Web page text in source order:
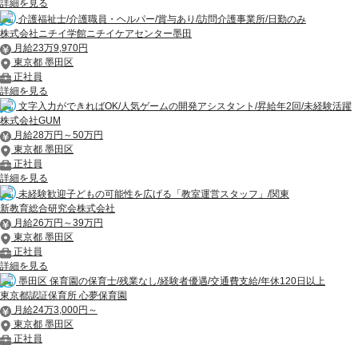
詳細を見る
介護福祉士/介護職員・ヘルパー/賞与あり/訪問介護事業所/日勤のみ
株式会社ニチイ学館ニチイケアセンター墨田
月給23万9,970円
東京都 墨田区
正社員
詳細を見る
文字入力ができればOK/人気ゲームの開発アシスタント/昇給年2回/未経験活躍
株式会社GUM
月給28万円～50万円
東京都 墨田区
正社員
詳細を見る
未経験歓迎子どもの可能性を広げる「教室運営スタッフ」/関東
新教育総合研究会株式会社
月給26万円～39万円
東京都 墨田区
正社員
詳細を見る
墨田区 保育園の保育士/残業なし/経験者優遇/交通費支給/年休120日以上
東京都認証保育所 心夢保育園
月給24万3,000円～
東京都 墨田区
正社員